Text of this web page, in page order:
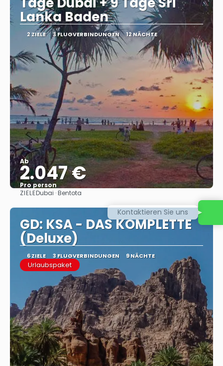
Lanka Baden
2 ZIELE 3 FLUGVERBINDUNGEN 12 NÄCHTE
Ab
2.047 €
Pro person
ZIELEDubai · Bentota
GD: KSA - DAS KOMPLETTE
(Deluxe)
6 ZIELE 3 FLUGVERBINDUNGEN 9 NÄCHTE
Urlaubspaket
Kontaktieren Sie uns